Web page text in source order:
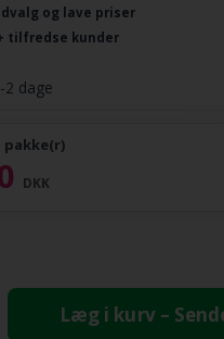
og lave priser
tilfredse kunder
dage
pakke(r)
DKK
Læg i kurv –